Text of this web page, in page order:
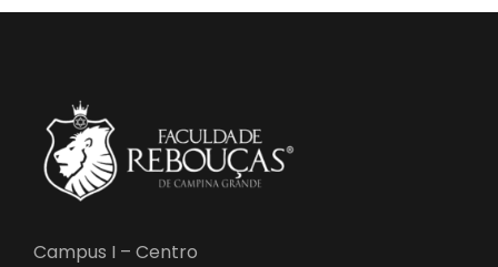
Campus I – Centro